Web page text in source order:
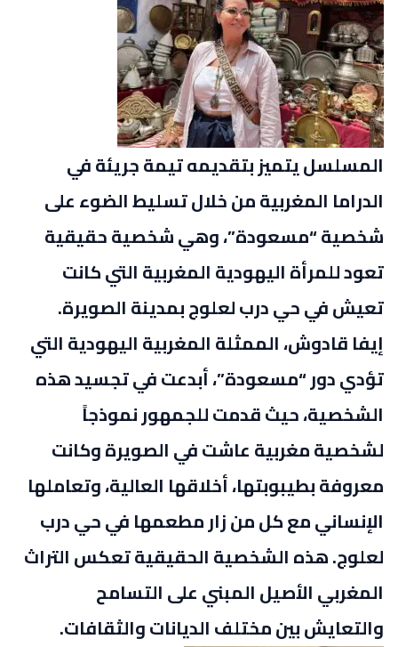
المسلسل يتميز بتقديمه تيمة جريئة في
الدراما المغربية من خلال تسليط الضوء على
شخصية “مسعودة”، وهي شخصية حقيقية
تعود للمرأة اليهودية المغربية التي كانت
تعيش في حي درب لعلوج بمدينة الصويرة.
إيفا قادوش، الممثلة المغربية اليهودية التي
تؤدي دور “مسعودة”، أبدعت في تجسيد هذه
الشخصية، حيث قدمت للجمهور نموذجاً
لشخصية مغربية عاشت في الصويرة وكانت
معروفة بطيبوبتها، أخلاقها العالية، وتعاملها
الإنساني مع كل من زار مطعمها في حي درب
لعلوج. هذه الشخصية الحقيقية تعكس التراث
المغربي الأصيل المبني على التسامح
والتعايش بين مختلف الديانات والثقافات.